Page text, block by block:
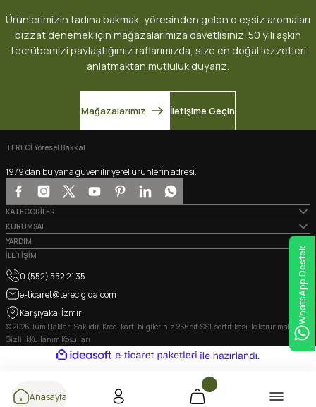
Ürünlerimizin tadına bakmak, yöresinden gelen o eşsiz aromaları
bizzat denemek için mağazalarımıza davetlisiniz. 50 yılı aşkın
tecrübemizi paylaştığımız raflarımızda, size en doğal lezzetleri
anlatmaktan mutluluk duyarız.
Mağazalarımız İletişime Geçin
TERECİ Yöresel Bakkal
1979’dan bu yana güvenilir yerel ürünlerin adresi.
KATEGORİLER
KURUMSAL
YARDIM
İLETİŞİM
0 (552) 552 21 35
e-ticaret@terecigida.com
Karşıyaka, İzmir
© 2026 Tüm Hakları Saklıdır. Kredi kartı bilgileriniz 256bit SSL sertifikası ile korunmaktadır.
GizlilikKullanım Koşulları
WhatsApp Destek
Anasayfa
ideasoft
e-
paketleri